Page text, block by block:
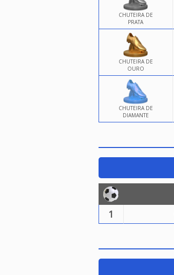
CHUTEIRA DE
PRATA
CHUTEIRA DE
OURO
CHUTEIRA DE
DIAMANTE
1